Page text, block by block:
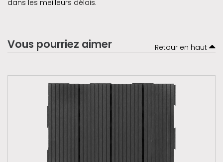
dans les meilleurs délais.
Vous pourriez aimer Retour en haut